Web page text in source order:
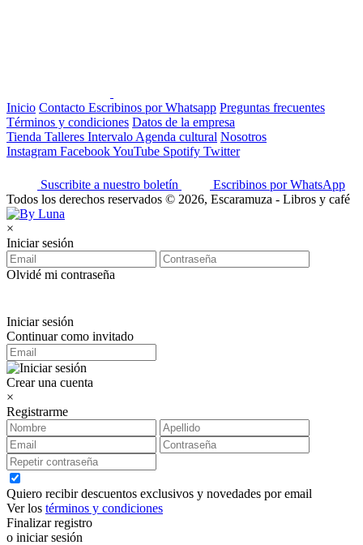
Inicio Contacto Escribinos por Whatsapp Preguntas frecuentes
Términos y condiciones Datos de la empresa
Tienda Talleres Intervalo Agenda cultural Nosotros
Instagram FacebookYouTube Spotify Twitter
Suscribite a nuestro boletín
Escribinos por WhatsApp
Todos los derechos reservados © 2026, Escaramuza - Libros y café
×
Iniciar sesión
Olvidé mi contraseña
Iniciar sesión
Continuar como invitado
Crear una cuenta
×
Registrarme
Quiero recibir descuentos exclusivos y novedades por email
Ver los términos y condiciones
Finalizar registro
o iniciar sesión